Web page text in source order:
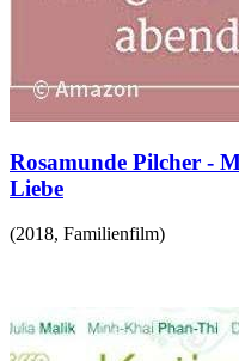
Rosamunde Pilcher -
Liebe
(2018, Familienfilm)